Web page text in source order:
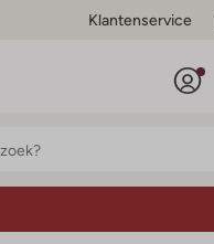
Klantenservice